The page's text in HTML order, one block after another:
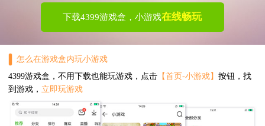
下载4399游戏盒，小游戏在线畅玩
怎么在游戏盒内玩小游戏
4399游戏盒，不用下载也能玩游戏，点击【首页-小游戏】 按钮，找
到游戏， 立即玩游戏